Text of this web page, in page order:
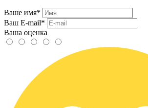
Ваше имя*
Ваш E-mail*
Ваша оценка